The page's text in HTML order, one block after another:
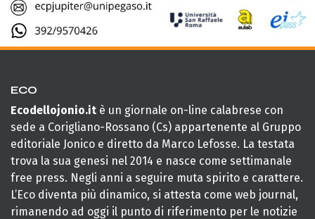
ECO
Ecodellojonio.it è un giornale on-line calabrese con
sede a Corigliano-Rossano (Cs) appartenente al Gruppo
editoriale Jonico e diretto da Marco Lefosse. La testata
trova la sua genesi nel 2014 e nasce come settimanale
free press. Negli anni a seguire muta spirito e carattere.
L’Eco diventa più dinamico, si attesta come web journal,
rimanendo ad oggi il punto di riferimento per le notizie